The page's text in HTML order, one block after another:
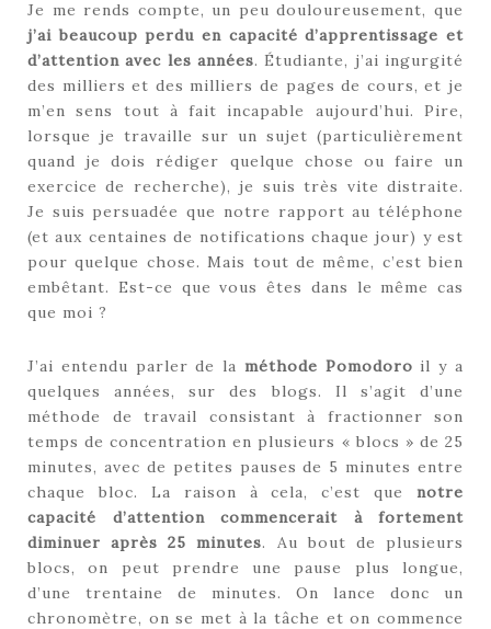
Je me rends compte, un peu douloureusement, que
j’ai beaucoup perdu en capacité d’apprentissage et
d’attention avec les années. Étudiante, j’ai ingurgité
des milliers et des milliers de pages de cours, et je
m’en sens tout à fait incapable aujourd’hui. Pire,
lorsque je travaille sur un sujet (particulièrement
quand je dois rédiger quelque chose ou faire un
exercice de recherche), je suis très vite distraite.
Je suis persuadée que notre rapport au téléphone
(et aux centaines de notifications chaque jour) y est
pour quelque chose. Mais tout de même, c’est bien
embêtant. Est-ce que vous êtes dans le même cas
que moi ?
J’ai entendu parler de la méthode Pomodoro il y a
quelques années, sur des blogs. Il s’agit d’une
méthode de travail consistant à fractionner son
temps de concentration en plusieurs « blocs » de 25
minutes, avec de petites pauses de 5 minutes entre
chaque bloc. La raison à cela, c’est que notre
capacité d’attention commencerait à fortement
diminuer après 25 minutes. Au bout de plusieurs
blocs, on peut prendre une pause plus longue,
d’une trentaine de minutes. On lance donc un
chronomètre, on se met à la tâche et on commence